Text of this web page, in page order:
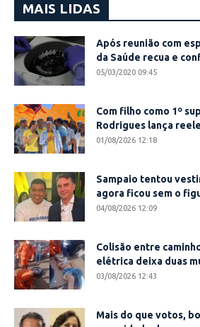
MAIS LIDAS
Após reunião com
da Saúde recua e
05/03/2020 09:45
Com filho como 1º
Rodrigues lança
01/08/2026 12:18
Sampaio tentou
agora ficou sem o
04/08/2026 12:09
Colisão entre
elétrica deixa duas
03/08/2026 12:43
Mais do que votos,